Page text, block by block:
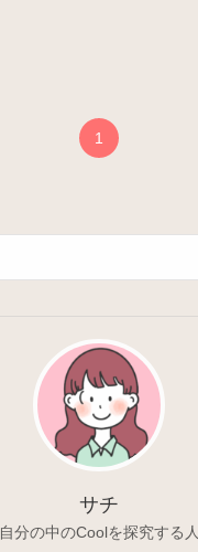
1
サチ
自分の中のCoolを探究する人